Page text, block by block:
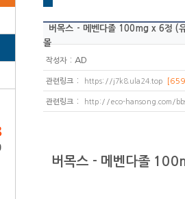
버목스 - 메벤다졸 100mg x 6정 (
몰
작성자: AD
관련링크 : https://j7k8.ula24.top
관련링크 : http://eco-hansong.com/
버목스 - 메벤다졸